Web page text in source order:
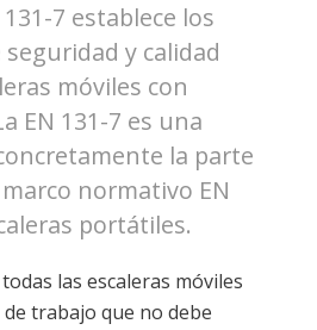
7 establece los
y calidad
móviles con
EN 131-7 es una
la parte
normativo EN
portátiles.
las escaleras móviles
trabajo que no debe